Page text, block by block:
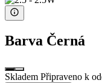
Barva Černá
Skladem Připraveno k